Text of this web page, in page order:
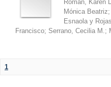
Román, Karen
Mónica Beatriz;
Esnaola y
Francisco; Serrano, Cecilia M.;
1